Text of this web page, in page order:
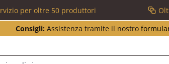
per oltre 50 produttori
Consigli: Assistenza tramite il nostro